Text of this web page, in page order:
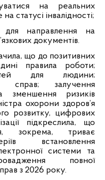
на реальних
статусі інвалідності;
для направлення на
документів.
що до позитивних
правила роботи;
для людини;
справ; залучення
зменшення ризиків
охорони здоров’я
розвитку, цифрових
підкреслила, що
зокрема, триває
встановлення
системи та
повної
з 2026 року.